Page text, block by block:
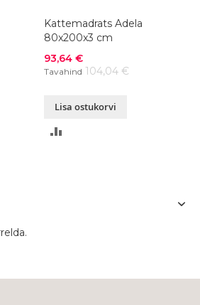
Kattemadrats Adela
80x200x3 cm
Soodushind
93,64 €
Tavahind 104,04 €
Lisa ostukorvi